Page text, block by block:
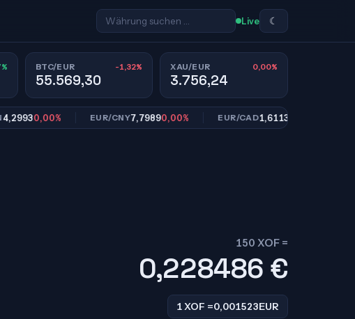
Live ☾
BTC/EUR -1,32%
55.569,30
XAU/EUR 0,00%
3.756,24
0,00% EUR/CNY7,79890,00% EUR/CAD1,61130,00%
150 XOF =
0,228486 €
1 XOF =0,001523EUR